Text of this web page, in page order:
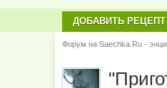
ДОБАВИТЬ РЕЦЕПТ
Форум на Saechka.Ru -